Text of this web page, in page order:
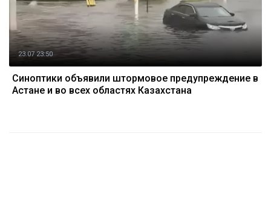
23.07 23:50
Синоптики объявили штормовое предупреждение в
Астане и во всех областях Казахстана